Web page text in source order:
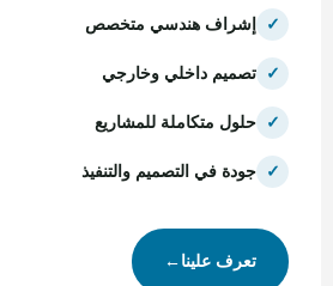
✓ إشراف هندسي متخصص
✓ تصميم داخلي وخارجي
✓ حلول متكاملة للمشاريع
✓ جودة في التصميم والتنفيذ
تعرف علينا←